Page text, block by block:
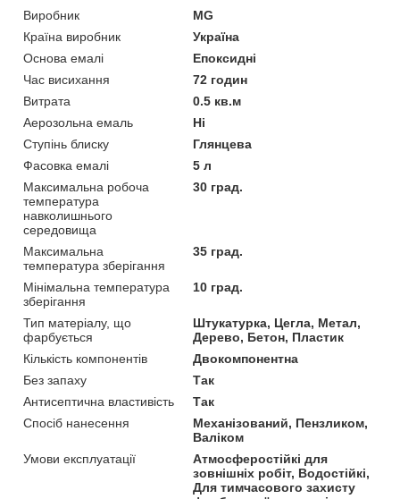
Виробник
MG
Країна виробник
Україна
Основа емалі
Епоксидні
Час висихання
72 годин
Витрата
0.5 кв.м
Аерозольна емаль
Ні
Ступінь блиску
Глянцева
Фасовка емалі
5 л
Максимальна робоча
температура
навколишнього
середовища
30 град.
Максимальна
температура зберігання
35 град.
Мінімальна температура
зберігання
10 град.
Тип матеріалу, що
фарбується
Штукатурка, Цегла, Метал,
Дерево, Бетон, Пластик
Кількість компонентів
Двокомпонентна
Без запаху
Так
Антисептична властивість
Так
Спосіб нанесення
Механізований, Пензликом,
Валіком
Умови експлуатації
Атмосферостійкі для
зовнішніх робіт, Водостійкі,
Для тимчасового захисту